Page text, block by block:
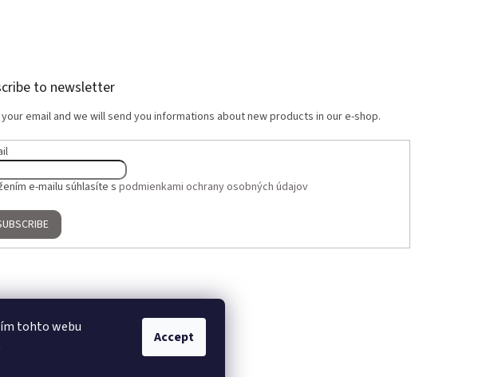
tohto webu
Accept
to newsletter
email and we will send you informations about new products in our e-shop.
e-mailu súhlasíte s podmienkami ochrany osobných údajov